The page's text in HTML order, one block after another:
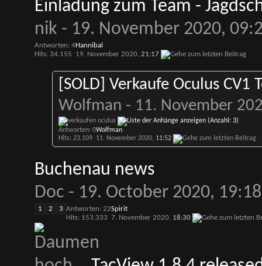
Einladung zum Team -
nik - 19. November 2020,
Antworten: 4
Hits: 34.155
Hannibal
19. November 2020, 21:17
[SOLD] Verkaufe Oculus CV1
Wolfman - 11. November
Antworten: 0
Hits: 23.109
Wolfman
11. November 2020, 11:52
Buchenau news
Doc - 19. October 2020,
1 2 3 Antworten: 22
Hits: 153.333
Spirit
7. November 2020, 18:30